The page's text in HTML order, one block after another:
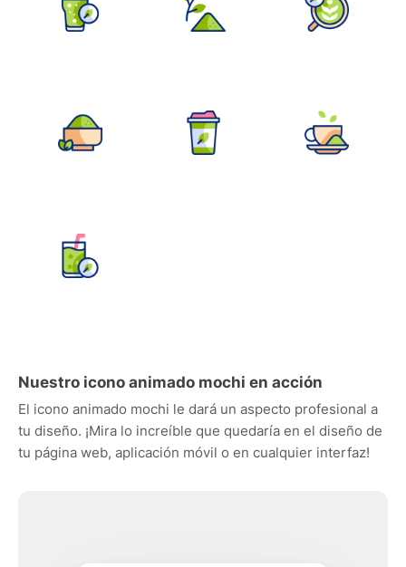
Nuestro icono animado mochi en acción
El icono animado mochi le dará un aspecto profesional a
tu diseño. ¡Mira lo increíble que quedaría en el diseño de
tu página web, aplicación móvil o en cualquier interfaz!